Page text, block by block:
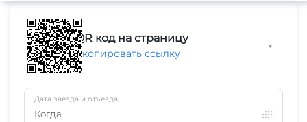
QR код на страницу
Скопировать ссылку
▼
Дата заезда и отъезда
Когда